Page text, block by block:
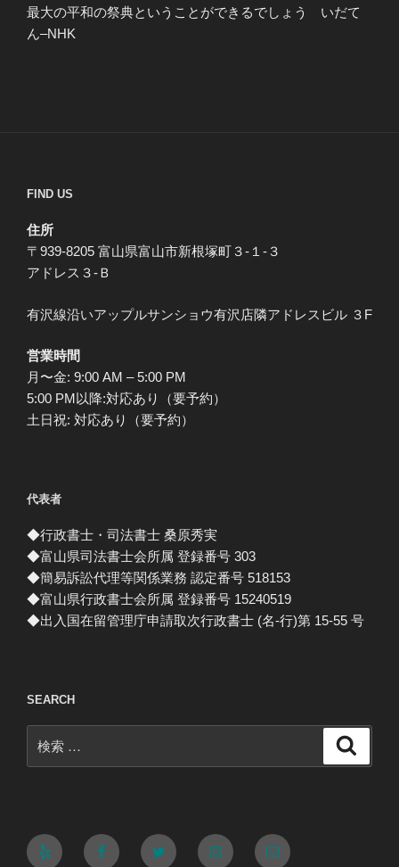
最大の平和の祭典ということができるでしょう いだて
ん–NHK
FIND US
住所
〒939-8205 富山県富山市新根塚町３-１-３
アドレス３-Ｂ
有沢線沿いアップルサンショウ有沢店隣アドレスビル ３F
営業時間
月〜金: 9:00 AM – 5:00 PM
5:00 PM以降:対応あり（要予約）
土日祝: 対応あり（要予約）
代表者
◆行政書士・司法書士 桑原秀実
◆富山県司法書士会所属 登録番号 303
◆簡易訴訟代理等関係業務 認定番号 518153
◆富山県行政書士会所属 登録番号 15240519
◆出入国在留管理庁申請取次行政書士 (名-行)第 15-55 号
SEARCH
索:
Yelp FacebookTwitter Instagram
メ